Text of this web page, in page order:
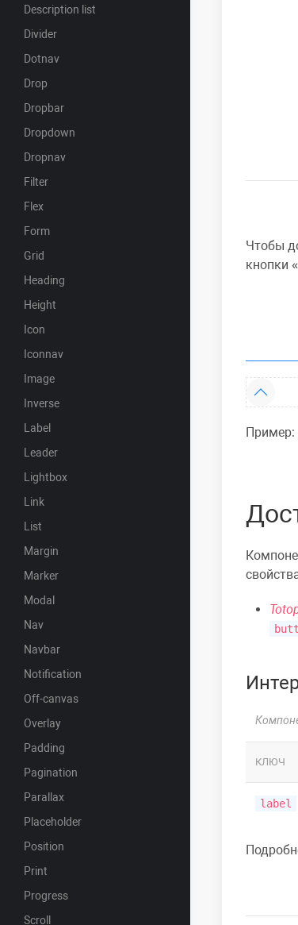
Description list
Divider
Dotnav
Drop
Dropbar
Dropdown
Dropnav
Filter
Flex
Form
Grid
Heading
Height
Icon
Iconnav
Image
Inverse
Label
Leader
Lightbox
Link
List
Margin
Marker
Modal
Nav
Navbar
Notification
Off-canvas
Overlay
Padding
Pagination
Parallax
Placeholder
Position
Print
Progress
Scroll
Чтобы
кнопки
Пример:
КЛЮЧ
label